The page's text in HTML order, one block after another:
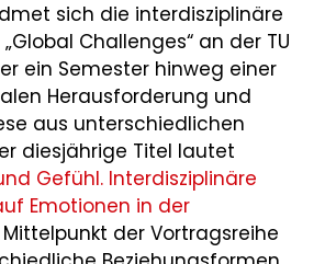
sich die interdisziplinäre
Challenges“ an der TU
ein Semester hinweg einer
Herausforderung und
aus unterschiedlichen
diesjährige Titel lautet
Gefühl. Interdisziplinäre
Emotionen in der
Mittelpunkt der Vortragsreihe